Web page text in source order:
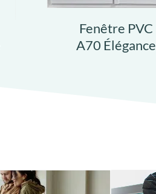
Fenêtre PVC
A70 Élégance